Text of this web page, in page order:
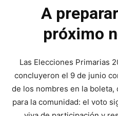
A
próximo
Las Elecciones Primarias
concluyeron el 9 de junio
de los nombres en la
para la comunidad: el voto